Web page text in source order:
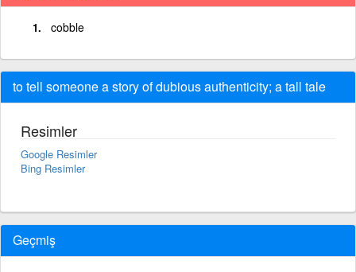
cobble
to tell someone a story of dubious authenticity; a tall tale
Resimler
Google Resimler
Bing Resimler
Geçmiş